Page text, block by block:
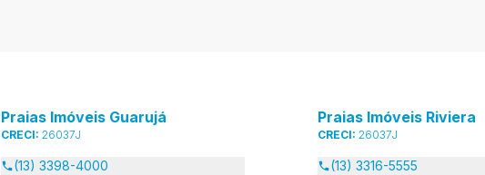
Praias Imóveis Guarujá
CRECI: 26037J
(13) 3398-4000
Praias Imóveis Riviera
CRECI: 26037J
(13) 3316-5555